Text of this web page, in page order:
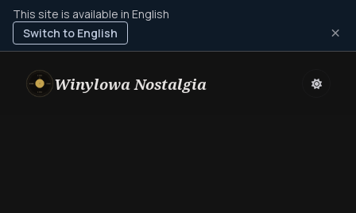
This site is available in English
Switch to English
×
Winylowa Nostalgia